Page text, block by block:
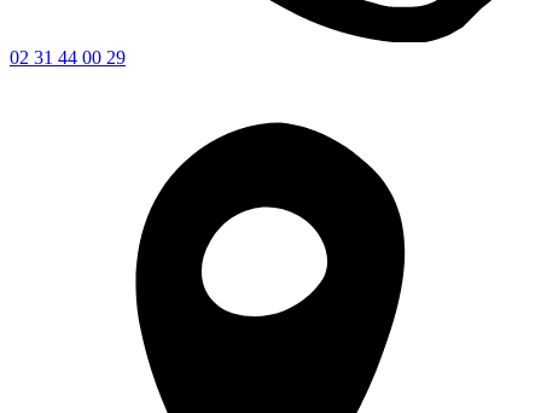
02 31 44 00 29